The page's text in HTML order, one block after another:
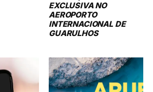
EXCLUSIVA NO
AEROPORTO
INTERNACIONAL DE
GUARULHOS